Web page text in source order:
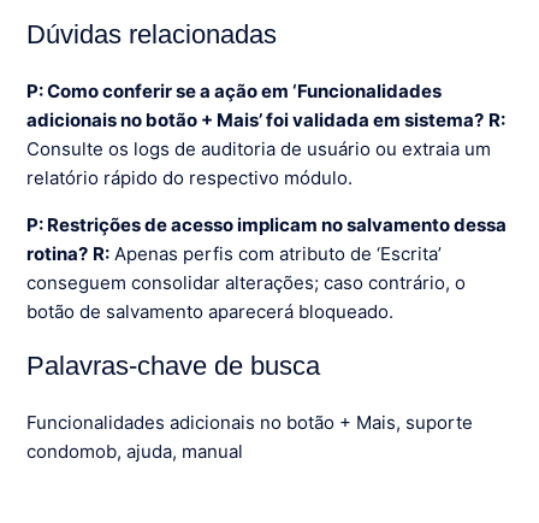
Dúvidas relacionadas
P: Como conferir se a ação em ‘Funcionalidades
adicionais no botão + Mais’ foi validada em sistema? R:
Consulte os logs de auditoria de usuário ou extraia um
relatório rápido do respectivo módulo.
P: Restrições de acesso implicam no salvamento dessa
rotina? R: Apenas perfis com atributo de ‘Escrita’
conseguem consolidar alterações; caso contrário, o
botão de salvamento aparecerá bloqueado.
Palavras-chave de busca
Funcionalidades adicionais no botão + Mais, suporte
condomob, ajuda, manual